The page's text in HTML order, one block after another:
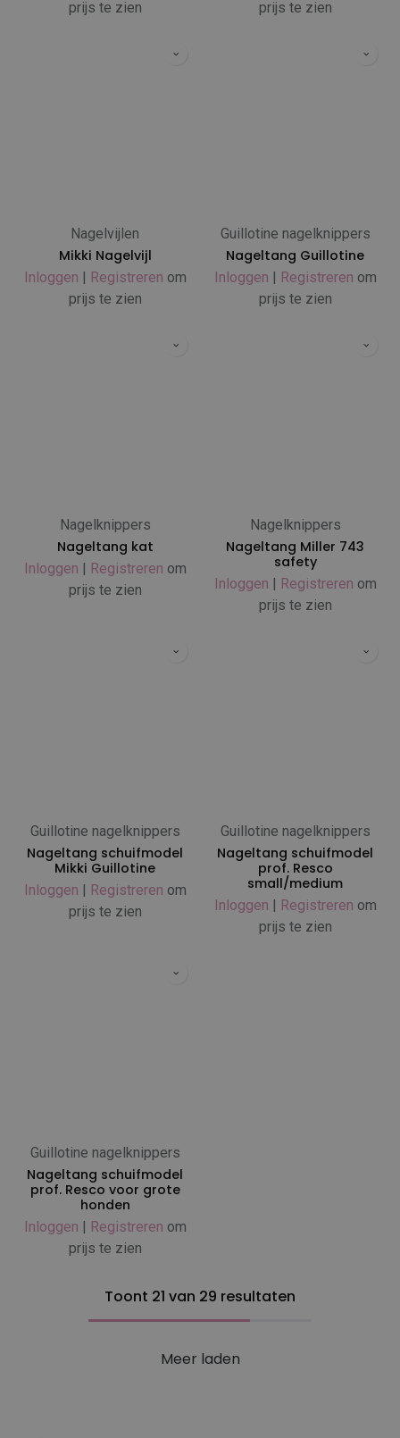
prijs te zien prijs te zien
Nagelvijlen
Mikki Nagelvijl
Inloggen | Registreren om
prijs te zien
Guillotine nagelknippers
Nageltang Guillotine
Inloggen | Registreren om
prijs te zien
Nagelknippers
Nageltang kat
Inloggen | Registreren om
prijs te zien
Nagelknippers
Nageltang Miller 743
safety
Inloggen | Registreren om
prijs te zien
Guillotine nagelknippers
Nageltang schuifmodel
Mikki Guillotine
Inloggen | Registreren om
prijs te zien
Guillotine nagelknippers
Nageltang schuifmodel
prof. Resco
small/medium
Inloggen | Registreren om
prijs te zien
Guillotine nagelknippers
Nageltang schuifmodel
prof. Resco voor grote
honden
Inloggen | Registreren om
prijs te zien
Toont 21 van 29 resultaten
Meer laden